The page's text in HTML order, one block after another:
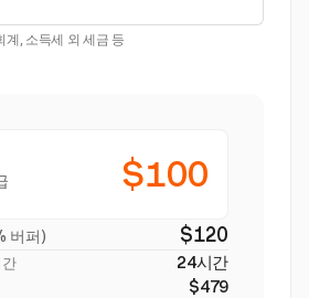
계, 소득세 외 세금 등
$100
버퍼) $120
24시간
$479